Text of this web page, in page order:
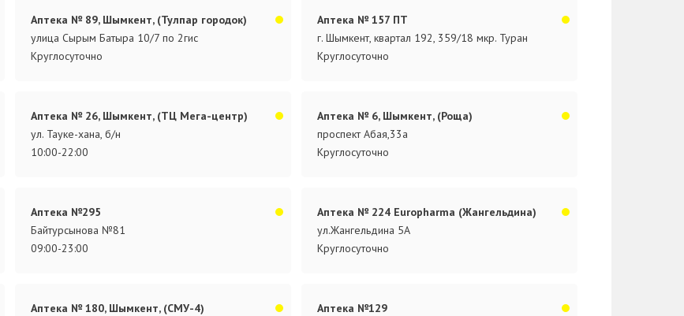
Аптека № 89, Шымкент, (Тулпар городок)
улица Сырым Батыра 10/7 по 2гис
Круглосуточно
Аптека № 157 ПТ
г. Шымкент, квартал 192, 359/18 мкр. Туран
Круглосуточно
Аптека № 26, Шымкент, (ТЦ Мега-центр)
ул. Тауке-хана, б/н
10:00-22:00
Аптека № 6, Шымкент, (Роща)
проспект Абая,33а
Круглосуточно
Аптека №295
Байтурсынова №81
09:00-23:00
Аптека № 224 Europharma (Жангельдина)
ул.Жангельдина 5А
Круглосуточно
Аптека № 180, Шымкент, (СМУ-4)
Аптека №129